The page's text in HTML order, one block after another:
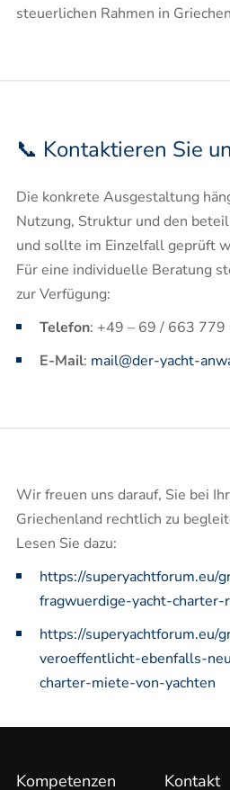
steuerlichen Rahmen in
📞 Kontaktieren Sie
Die konkrete Ausgestaltung
Nutzung, Struktur und den
und sollte im Einzelfall geprüft
Für eine individuelle Beratung
zur Verfügung:
Telefon: +49 – 69 / 663 779
E-Mail: mail@der-yacht-
Wir freuen uns darauf, Sie bei
Griechenland rechtlich zu
Lesen Sie dazu:
https://superyachtforum.eu/
fragwuerdige-yacht-charter-
https://superyachtforum.eu/
veroeffentlicht-ebenfalls-
charter-miete-von-yachten
Kompetenzen Kontakt